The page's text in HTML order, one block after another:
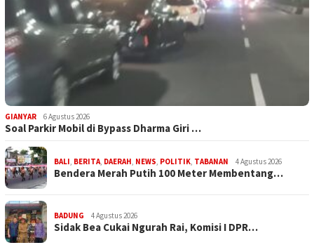
GIANYAR 6 Agustus 2026
Soal Parkir Mobil di Bypass Dharma Giri …
BALI, BERITA, DAERAH, NEWS, POLITIK, TABANAN 4 Agustus 2026
Bendera Merah Putih 100 Meter Membentang…
BADUNG 4 Agustus 2026
Sidak Bea Cukai Ngurah Rai, Komisi I DPR…